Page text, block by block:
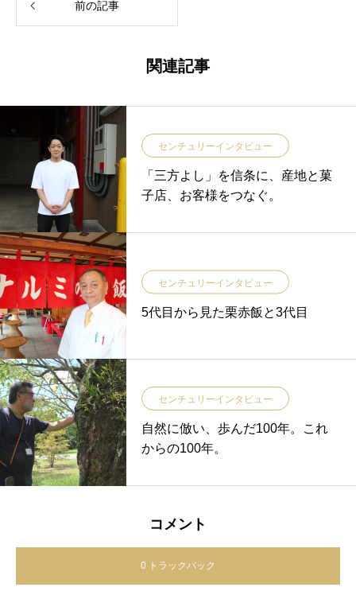
前の記事
関連記事
センチュリーインタビュー
「三方よし」を信条に、産地と菓
子店、お客様をつなぐ。
センチュリーインタビュー
5代目から見た栗赤飯と3代目
センチュリーインタビュー
自然に倣い、歩んだ100年。これ
からの100年。
コメント
0 トラックバック